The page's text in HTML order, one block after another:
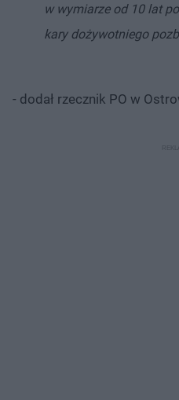
w wymiarze od 10 lat
kary dożywotniego
- dodał rzecznik PO w